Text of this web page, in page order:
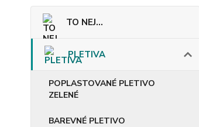
TO NEJ...
PLETIVA
POPLASTOVANÉ PLETIVO
ZELENÉ
BAREVNÉ PLETIVO